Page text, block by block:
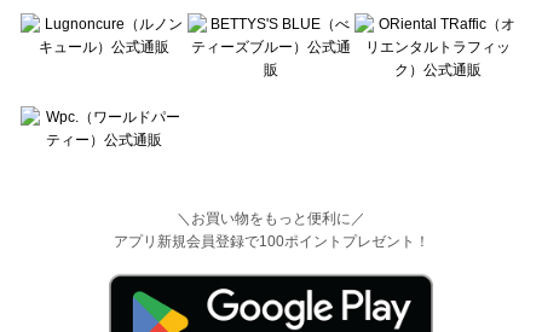
＼お買い物をもっと便利に／
アプリ新規会員登録で100ポイントプレゼント！